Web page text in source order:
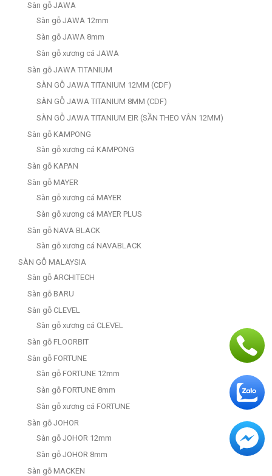
Sàn gỗ JAWA
Sàn gỗ JAWA 12mm
Sàn gỗ JAWA 8mm
Sàn gỗ xương cá JAWA
Sàn gỗ JAWA TITANIUM
SÀN GỖ JAWA TITANIUM 12MM (CDF)
SÀN GỖ JAWA TITANIUM 8MM (CDF)
SÀN GỖ JAWA TITANIUM EIR (SẦN THEO VÂN 12MM)
Sàn gỗ KAMPONG
Sàn gỗ xương cá KAMPONG
Sàn gỗ KAPAN
Sàn gỗ MAYER
Sàn gỗ xương cá MAYER
Sàn gỗ xương cá MAYER PLUS
Sàn gỗ NAVA BLACK
Sàn gỗ xương cá NAVABLACK
SÀN GỖ MALAYSIA
Sàn gỗ ARCHITECH
Sàn gỗ BARU
Sàn gỗ CLEVEL
Sàn gỗ xương cá CLEVEL
Sàn gỗ FLOORBIT
Sàn gỗ FORTUNE
Sàn gỗ FORTUNE 12mm
Sàn gỗ FORTUNE 8mm
Sàn gỗ xương cá FORTUNE
Sàn gỗ JOHOR
Sàn gỗ JOHOR 12mm
Sàn gỗ JOHOR 8mm
Sàn gỗ MACKEN